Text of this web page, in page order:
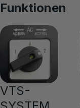
Funktionen
VTS-